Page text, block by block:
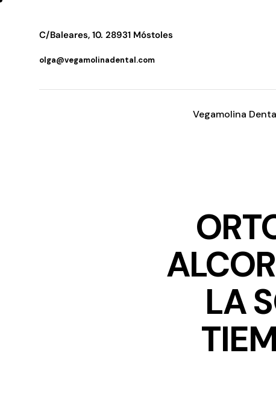
C/Baleares, 10. 28931 Móstoles
olga@vegamolinadental.com
Vegamolina
LA